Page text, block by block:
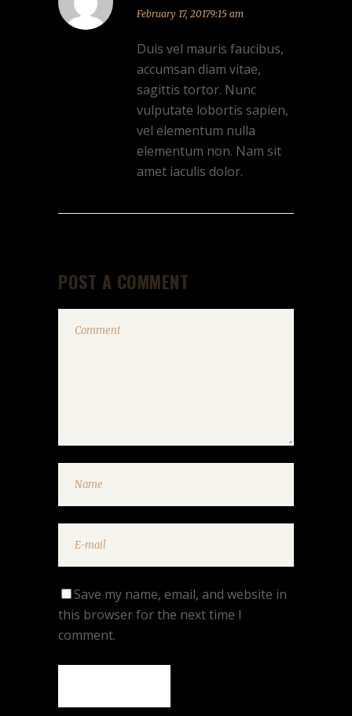
February 17, 20179:15 am
Duis vel mauris faucibus,
accumsan diam vitae,
sagittis tortor. Nunc
vulputate lobortis sapien,
vel elementum nulla
elementum non. Nam sit
amet iaculis dolor.
POST A COMMENT
Save my name, email, and website in
this browser for the next time I
comment.